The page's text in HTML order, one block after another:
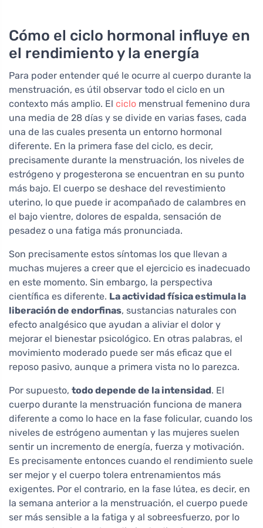
Cómo el ciclo hormonal influye en
el rendimiento y la energía
Para poder entender qué le ocurre al cuerpo durante la
menstruación, es útil observar todo el ciclo en un
contexto más amplio. El ciclo menstrual femenino dura
una media de 28 días y se divide en varias fases, cada
una de las cuales presenta un entorno hormonal
diferente. En la primera fase del ciclo, es decir,
precisamente durante la menstruación, los niveles de
estrógeno y progesterona se encuentran en su punto
más bajo. El cuerpo se deshace del revestimiento
uterino, lo que puede ir acompañado de calambres en
el bajo vientre, dolores de espalda, sensación de
pesadez o una fatiga más pronunciada.
Son precisamente estos síntomas los que llevan a
muchas mujeres a creer que el ejercicio es inadecuado
en este momento. Sin embargo, la perspectiva
científica es diferente. La actividad física estimula la
liberación de endorfinas, sustancias naturales con
efecto analgésico que ayudan a aliviar el dolor y
mejorar el bienestar psicológico. En otras palabras, el
movimiento moderado puede ser más eficaz que el
reposo pasivo, aunque a primera vista no lo parezca.
Por supuesto, todo depende de la intensidad. El
cuerpo durante la menstruación funciona de manera
diferente a como lo hace en la fase folicular, cuando los
niveles de estrógeno aumentan y las mujeres suelen
sentir un incremento de energía, fuerza y motivación.
Es precisamente entonces cuando el rendimiento suele
ser mejor y el cuerpo tolera entrenamientos más
exigentes. Por el contrario, en la fase lútea, es decir, en
la semana anterior a la menstruación, el cuerpo puede
ser más sensible a la fatiga y al sobreesfuerzo, por lo